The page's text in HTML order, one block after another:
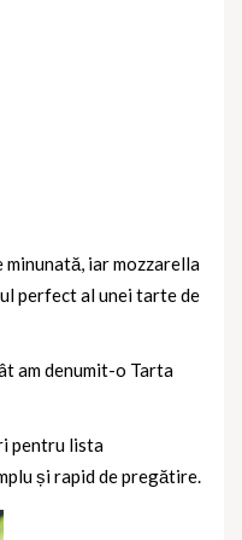
minunată, iar mozzarella
perfect al unei tarte de
am denumit-o Tarta
pentru lista
și rapid de pregătire.